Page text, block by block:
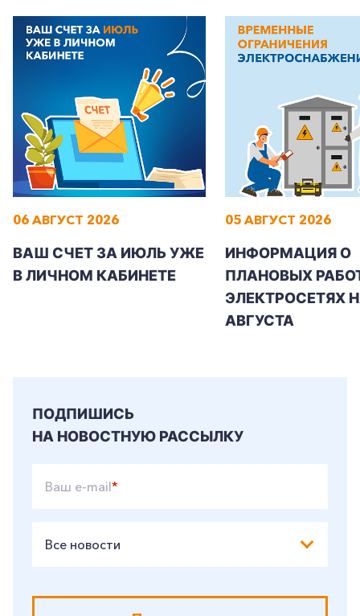
06 АВГУСТ 2026
ВАШ СЧЕТ ЗА ИЮЛЬ УЖЕ
В ЛИЧНОМ КАБИНЕТЕ
05 АВГУСТ 2026
ИНФОРМАЦИЯ О
ПЛАНОВЫХ
ЭЛЕКТРОСЕТЯХ
АВГУСТА
ПОДПИШИСЬ
НА НОВОСТНУЮ РАССЫЛКУ
Ваш e-mail*
Все новости